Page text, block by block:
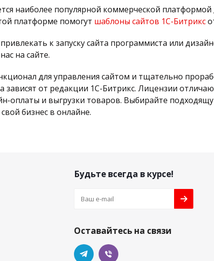
наиболее популярной коммерческой платформой
платформе помогут шаблоны сайтов 1С-Битрикс
к запуску сайта программиста или
на сайте.
для управления сайтом и тщательно
от редакции 1С-Битрикс. Лицензии
оплаты и выгрузки товаров. Выбирайте
бизнес в онлайне.
Будьте всегда в курсе!
Оставайтесь на связи